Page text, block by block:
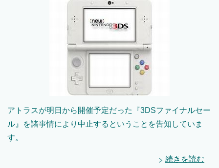
アトラスが明日から開催予定だった『3DSファイナルセー
ル』を諸事情により中止するということを告知していま
す。
続きを読む